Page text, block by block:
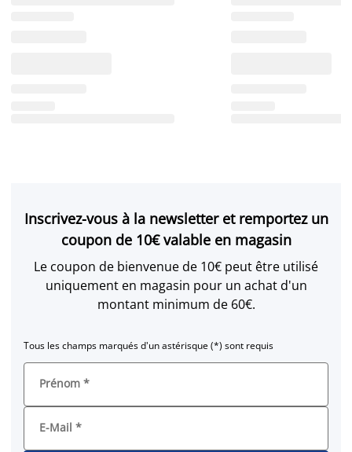
Inscrivez-vous à la newsletter et remportez un
coupon de 10€ valable en magasin
Le coupon de bienvenue de 10€ peut être utilisé
uniquement en magasin pour un achat d'un
montant minimum de 60€.
Tous les champs marqués d'un astérisque (*) sont requis
Prénom *
E-Mail *